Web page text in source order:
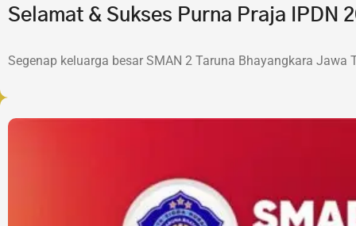
Selamat & Sukses Purna Praja IPDN
Segenap keluarga besar SMAN 2 Taruna Bhayangkara Jawa